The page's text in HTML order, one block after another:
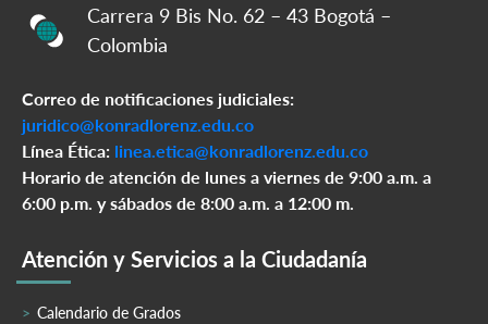
Carrera 9 Bis No. 62 – 43 Bogotá –
Colombia
Correo de notificaciones judiciales:
juridico@konradlorenz.edu.co
Línea Ética: linea.etica@konradlorenz.edu.co
Horario de atención de lunes a viernes de 9:00 a.m. a
6:00 p.m. y sábados de 8:00 a.m. a 12:00 m.
Atención y Servicios a la Ciudadanía
Calendario de Grados